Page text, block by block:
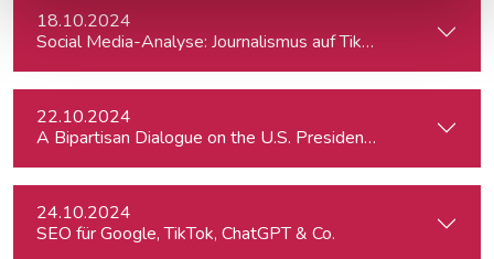
18.10.2024
Social Media-Analyse: Journalismus auf TikTok
22.10.2024
A Bipartisan Dialogue on the U.S. Presidential Elections:
24.10.2024
SEO für Google, TikTok, ChatGPT & Co.